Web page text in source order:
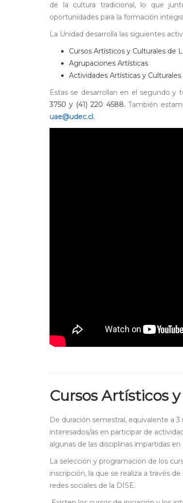
de la cultura tradicional, lo que
oportunidades para la formación
La Unidad desarrolla las siguientes
Cursos Artísticos y Culturales de
Agrupaciones Artísticas
Actividades Artísticas y Culturales
Estas se desarrollan en el segundo y
3750 y (41) 220 4588. También
uae@udec.cl .
Cursos Artísticos
De duración semestral, equivalente a
interesados/as en participar de
algunas de las disciplinas impartidas en
La selección y programación de los
inscripción, la que se realiza a través
redes sociales de la DISE.